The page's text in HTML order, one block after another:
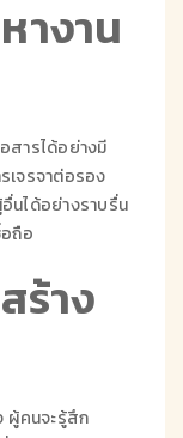
างาน
สารได้อย่างมี
เจรจาต่อรอง
นได้อย่างราบรื่น
ถือ
ร้าง
ผู้คนจะรู้สึก